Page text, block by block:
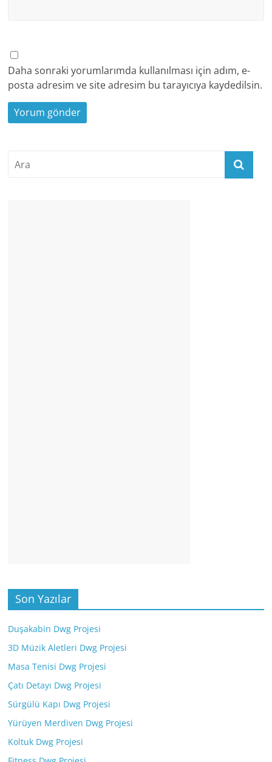
Daha sonraki yorumlarımda kullanılması için adım, e-
posta adresim ve site adresim bu tarayıcıya kaydedilsin.
Son Yazılar
Duşakabin Dwg Projesi
3D Müzik Aletleri Dwg Projesi
Masa Tenisi Dwg Projesi
Çatı Detayı Dwg Projesi
Sürgülü Kapı Dwg Projesi
Yürüyen Merdiven Dwg Projesi
Koltuk Dwg Projesi